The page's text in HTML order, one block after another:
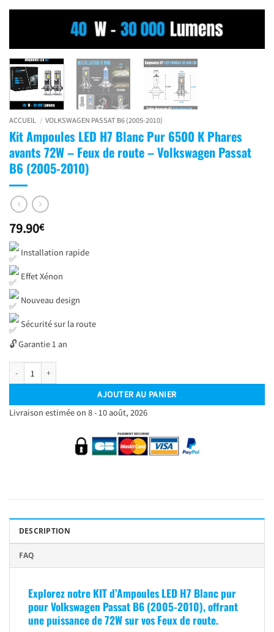
ACCUEIL / VOLKSWAGEN PASSAT B6 (2005-2010)
Kit Ampoules LED H7 Blanc Pur 6500 K Phares
avants 72W – Feux de route – Volkswagen Passat
B6 (2005-2010)
79.90€
Installation rapide
Effet Xénon
Nouveau design
Sécurité sur la route
🔓 Garantie 1 an
AJOUTER AU PANIER
Livraison estimée on 8 - 10 août, 2026
DESCRIPTION
FAQ
Explorez notre KIT d’Ampoules LED H7 Blanc pur
pour Volkswagen Passat B6 (2005-2010), offrant
une puissance de 72W sur vos Feux de route.